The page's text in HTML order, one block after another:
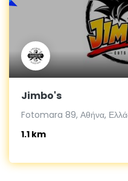
Jimbo's
Fotomara 89, Αθήνα,
1.1 km